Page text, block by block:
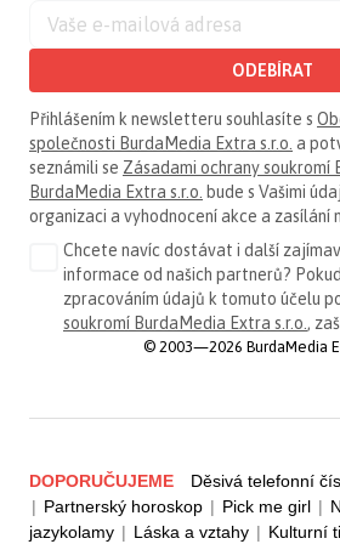
ODEBÍRAT
Přihlášením k newsletteru souhlasíte s
společnosti BurdaMedia Extra s.r.o. a
seznámili se Zásadami ochrany soukromí
BurdaMedia Extra s.r.o. bude s Vašimi
organizaci a vyhodnocení akce a zasílání
Chcete navíc dostávat i další
informace od našich partnerů?
zpracováním údajů k tomuto účelu
soukromí BurdaMedia Extra s.r.o. ,
© 2003—2026 BurdaMedia
DOPORUČUJEME Děsivá telefonní
| Partnerský horoskop | Pick me girl |
jazykolamy | Láska a vztahy | Kulturní